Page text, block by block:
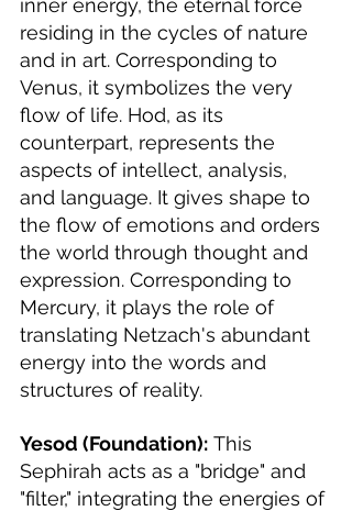
inner energy, the eternal force
residing in the cycles of nature
and in art. Corresponding to
Venus, it symbolizes the very
flow of life. Hod, as its
counterpart, represents the
aspects of intellect, analysis,
and language. It gives shape to
the flow of emotions and orders
the world through thought and
expression. Corresponding to
Mercury, it plays the role of
translating Netzach's abundant
energy into the words and
structures of reality.
Yesod (Foundation): This
Sephirah acts as a "bridge" and
"filter," integrating the energies of